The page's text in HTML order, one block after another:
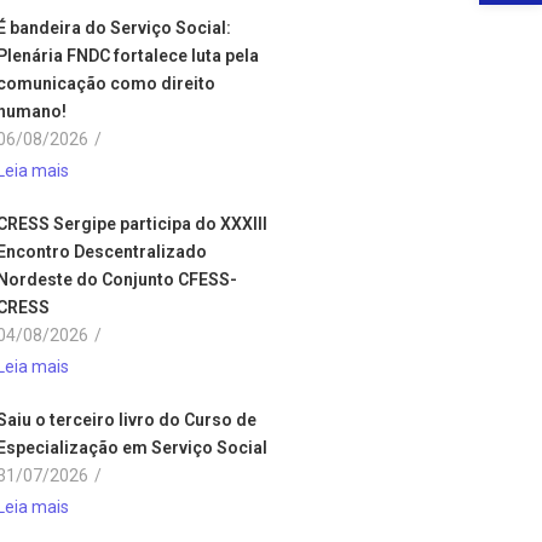
bandeira do Serviço Social:
FNDC fortalece luta pela
como direito
08/2026 /
mais
Sergipe participa do XXXIII
Descentralizado
do Conjunto CFESS-
08/2026 /
mais
o terceiro livro do Curso de
em Serviço Social
07/2026 /
mais